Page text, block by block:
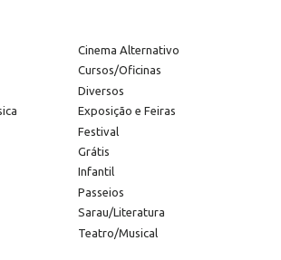
Cinema Alternativo
Cursos/Oficinas
Diversos
Exposição e Feiras
Festival
Grátis
Infantil
Passeios
Sarau/Literatura
Teatro/Musical